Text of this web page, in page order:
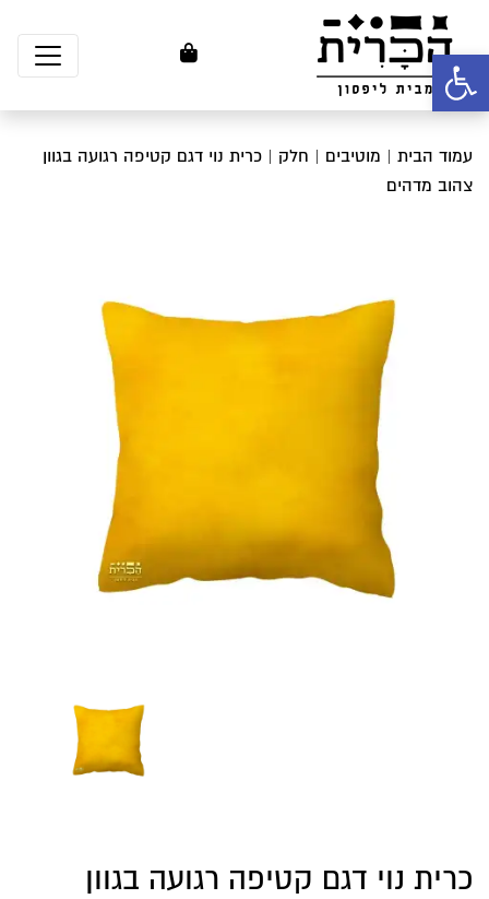
פתח סרגל נגישות
עמוד הבית | מוטיבים | חלק | כרית נוי דגם קטיפה רגועה בגוון
צהוב מדהים
כרית נוי דגם קטיפה רגועה בגוון